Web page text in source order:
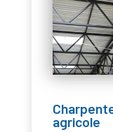
agricole